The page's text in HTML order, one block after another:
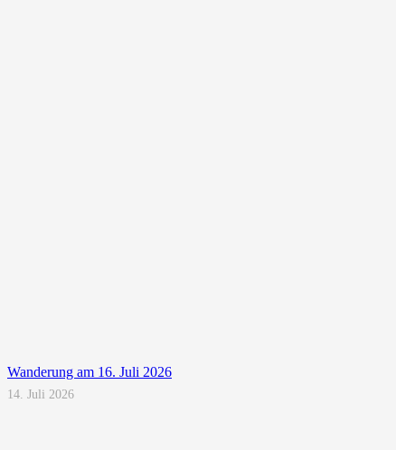
Wanderung am 16. Juli 2026
14. Juli 2026